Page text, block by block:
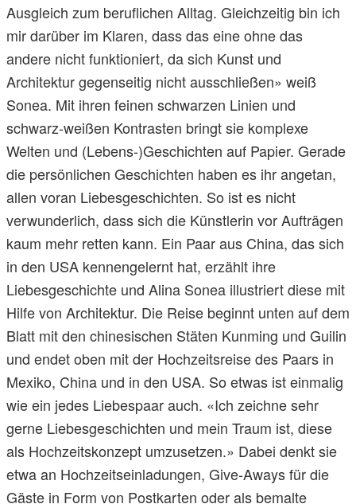
Ausgleich zum beruflichen Alltag. Gleichzeitig bin ich
mir darüber im Klaren, dass das eine ohne das
andere nicht funktioniert, da sich Kunst und
Architektur gegenseitig nicht ausschließen» weiß
Sonea. Mit ihren feinen schwarzen Linien und
schwarz-weißen Kontrasten bringt sie komplexe
Welten und (Lebens-)Geschichten auf Papier. Gerade
die persönlichen Geschichten haben es ihr angetan,
allen voran Liebesgeschichten. So ist es nicht
verwunderlich, dass sich die Künstlerin vor Aufträgen
kaum mehr retten kann. Ein Paar aus China, das sich
in den USA kennengelernt hat, erzählt ihre
Liebesgeschichte und Alina Sonea illustriert diese mit
Hilfe von Architektur. Die Reise beginnt unten auf dem
Blatt mit den chinesischen Stäten Kunming und Guilin
und endet oben mit der Hochzeitsreise des Paars in
Mexiko, China und in den USA. So etwas ist einmalig
wie ein jedes Liebespaar auch. «Ich zeichne sehr
gerne Liebesgeschichten und mein Traum ist, diese
als Hochzeitskonzept umzusetzen.» Dabei denkt sie
etwa an Hochzeitseinladungen, Give-Aways für die
Gäste in Form von Postkarten oder als bemalte